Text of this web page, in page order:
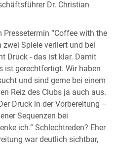
Dr. Christian
Pressetermin “Coffee with the
zwei Spiele verliert und bei
Druck - das ist klar. Damit
ist gerechtfertigt. Wir haben
und sind gerne bei einem
Reiz des Clubs ja auch aus.
Druck in der Vorbereitung –
Sequenzen bei
ich.“ Schlechtreden? Eher
war deutlich sichtbar,